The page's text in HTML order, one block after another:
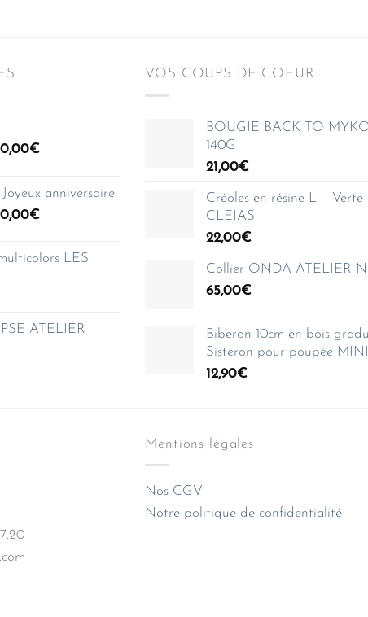
€Plage
à
anniversaire
€Plage
prix :
LES
ATELIER
VOS COUPS DE COEUR
BOUGIE BACK TO
140G
21,00€
Créoles en résine L – Verte
CLEIAS
22,00€
Collier ONDA ATELIER
65,00€
Biberon 10cm en bois
Sisteron pour poupée
12,90€
Mentions légales
Nos CGV
Notre politique de confidentialité